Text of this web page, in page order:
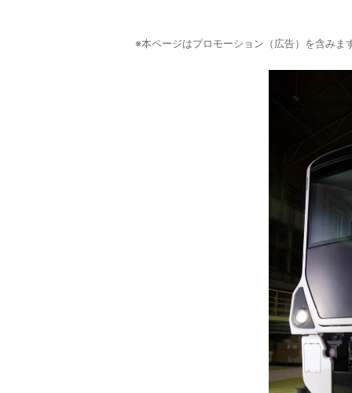
※本ページはプロモーション（広告）を含みま